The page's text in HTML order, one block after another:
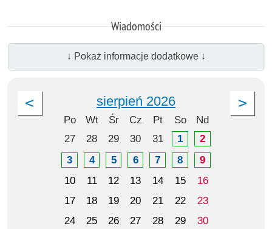
Wiadomości
↓ Pokaż informacje dodatkowe ↓
sierpień 2026
Po Wt Śr Cz Pt So
Nd
27
28 29 30 31 1
2
3
4 5 6 7 8
9
10
11 12 13 14 15
16
17
18 19 20 21 22
23
24
25 26 27 28 29
30